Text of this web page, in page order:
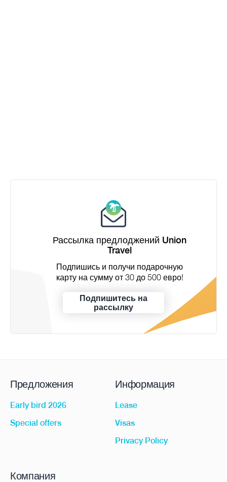
Рассылка предлоджений Union
Travel
Подпишись и получи подарочную
карту на сумму от 30 до 500 евро!
Подпишитесь на
рассылку
Предложения
Early bird 2026
Special offers
Информация
Lease
Visas
Privacy Policy
Компания